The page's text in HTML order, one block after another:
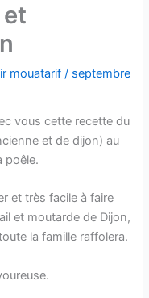
mouatarif/ septembre
vous cette recette du
et de dijon) au
poêle.
et très facile à faire
et moutarde de Dijon,
la famille raffolera.